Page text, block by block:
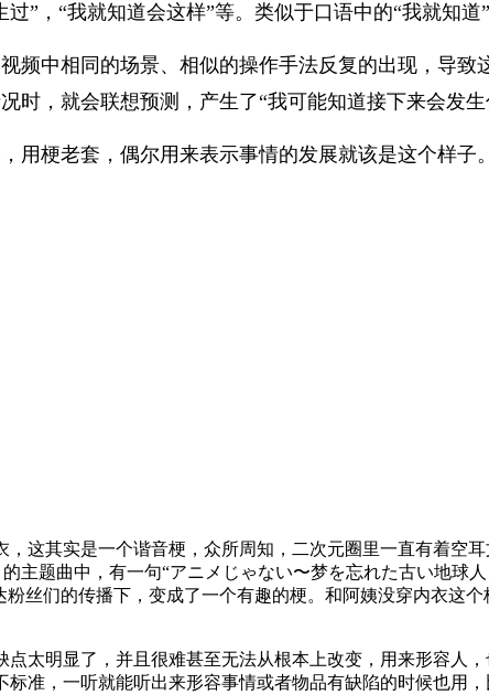
”，“我就知道会这样”等。类似于口语中的“我就知道”
频中相同的场景、相似的操作手法反复的出现，导
时，就会联想预测，产生了“我可能知道接下来会发生
用梗老套，偶尔用来表示事情的发展就该是这个样子。
，这其实是一个谐音梗，众所周知，二次元圈里一直有着空
主题曲中，有一句“アニメじゃない〜梦を忘れた古い地球
丝们的传播下，变成了一个有趣的梗。和阿姨没穿内衣这
点太明显了，并且很难甚至无法从根本上改变，用来形容人
标准，一听就能听出来形容事情或者物品有缺陷的时候也用